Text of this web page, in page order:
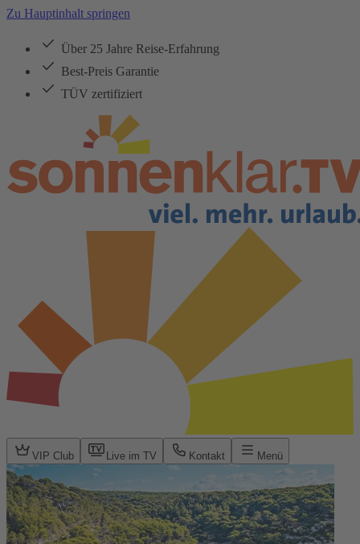
Zu Hauptinhalt springen
Über 25 Jahre Reise-Erfahrung
Best-Preis Garantie
TÜV zertifiziert
VIP Club Live im TV Kontakt Menü